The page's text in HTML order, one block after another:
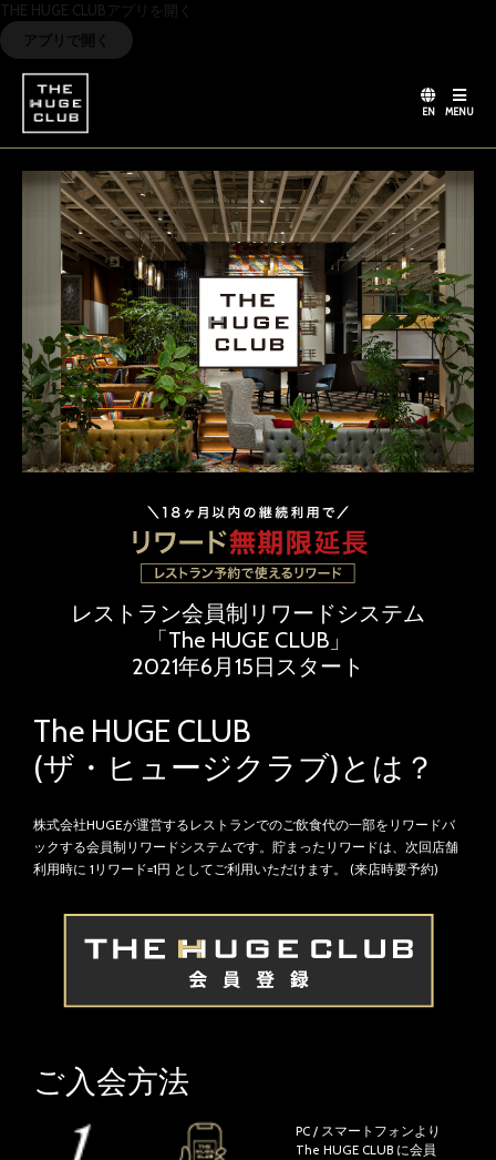
THE HUGE CLUBアプリを開く
EN MENU
レストラン会員制リワードシステム
「The HUGE CLUB」
2021年6月15日スタート
The HUGE CLUB
(ザ・ヒュージクラブ)とは？
株式会社HUGEが運営するレストランでのご飲食代の一部をリワードバ
ックする会員制リワードシステムです。貯まったリワードは、次回店舗
利用時に 1リワード=1円 としてご利用いただけます。
(来店時要予約)
ご入会方法
PC / スマートフォンより
The HUGE CLUB に会員